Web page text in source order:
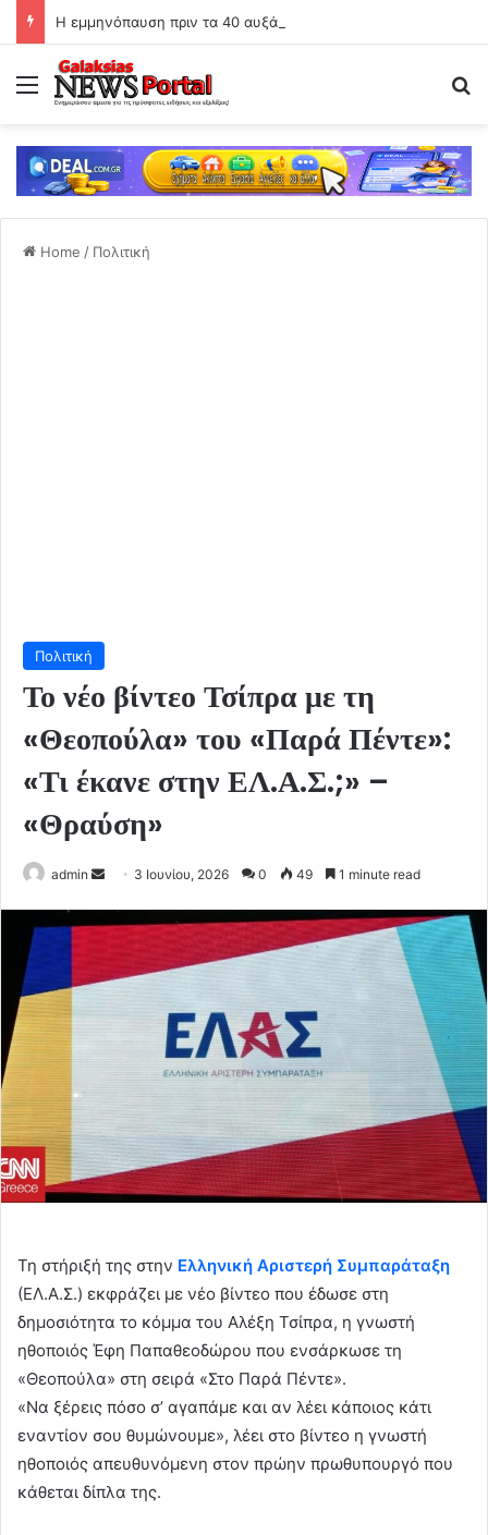
Menu
Home / Πολιτική
Πολιτική
Το νέο βίντεο Τσίπρα με τη
«Θεοπούλα» του «Παρά Πέντε»:
«Τι έκανε στην ΕΛ.Α.Σ.;» –
«Θραύση»
admin
Send
email
3 Ιουνίου, 2026 0 49 1 minute read
Τη στήριξή της στην Ελληνική Αριστερή Συμπαράταξη
(ΕΛ.Α.Σ.) εκφράζει με νέο βίντεο που έδωσε στη
δημοσιότητα το κόμμα του Αλέξη Τσίπρα, η γνωστή
ηθοποιός Έφη Παπαθεοδώρου που ενσάρκωσε τη
«Θεοπούλα» στη σειρά «Στο Παρά Πέντε».
«Να ξέρεις πόσο σ’ αγαπάμε και αν λέει κάποιος κάτι
εναντίον σου θυμώνουμε», λέει στο βίντεο η γνωστή
ηθοποιός απευθυνόμενη στον πρώην πρωθυπουργό που
κάθεται δίπλα της.